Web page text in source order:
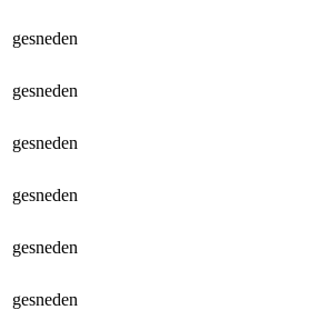
gesneden
gesneden
gesneden
gesneden
gesneden
gesneden